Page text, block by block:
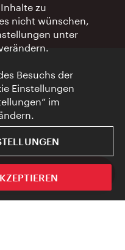
City Guide App
zu
nicht wünschen,
unter
Besuchs der
Einstellungen
im